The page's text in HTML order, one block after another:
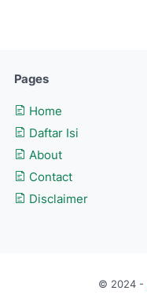
Pages
Home
Daftar Isi
About
Contact
Disclaimer
© 2024 -